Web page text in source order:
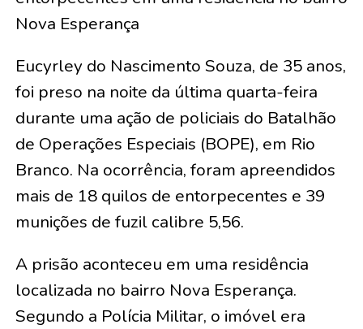
Nova Esperança
Eucyrley do Nascimento Souza, de 35 anos,
foi preso na noite da última quarta-feira
durante uma ação de policiais do Batalhão
de Operações Especiais (BOPE), em Rio
Branco. Na ocorrência, foram apreendidos
mais de 18 quilos de entorpecentes e 39
munições de fuzil calibre 5,56.
A prisão aconteceu em uma residência
localizada no bairro Nova Esperança.
Segundo a Polícia Militar, o imóvel era